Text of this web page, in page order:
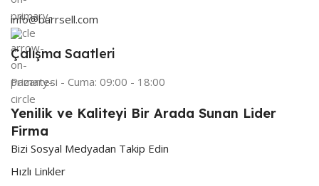
info@barrsell.com
Çalışma Saatleri
Pazartesi - Cuma: 09:00 - 18:00
Yenilik ve Kaliteyi Bir Arada Sunan Lider
Firma
Bizi Sosyal Medyadan Takip Edin
Hızlı Linkler